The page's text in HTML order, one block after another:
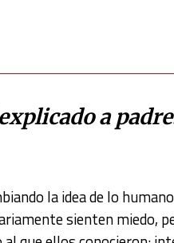
a
la idea de lo
sienten miedo,